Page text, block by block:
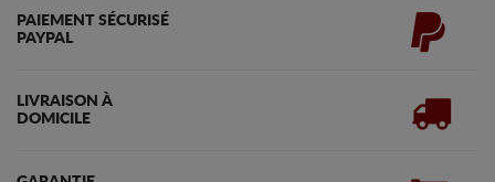
PAIEMENT SÉCURISÉ
PAYPAL
LIVRAISON À
DOMICILE